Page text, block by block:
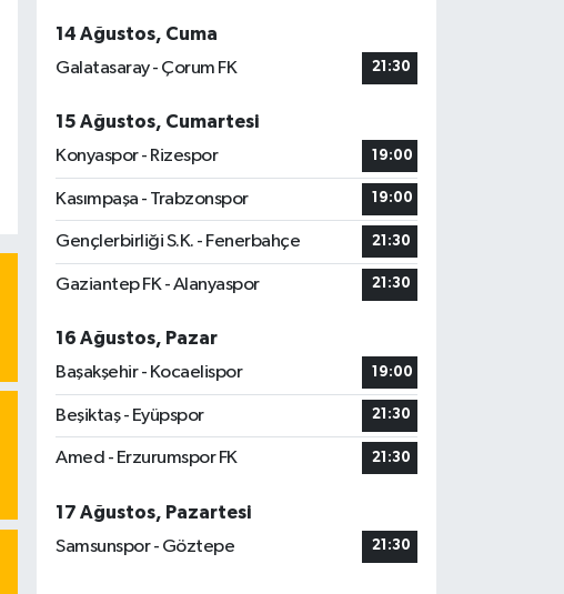
14 Ağustos, Cuma
Galatasaray - Çorum FK
21:30
15 Ağustos, Cumartesi
Konyaspor - Rizespor
19:00
Kasımpaşa - Trabzonspor 19:00
Gençlerbirliği S.K. - Fenerbahçe 21:30
Gaziantep FK - Alanyaspor 21:30
16 Ağustos, Pazar
Başakşehir - Kocaelispor
19:00
Beşiktaş - Eyüpspor 21:30
Amed - Erzurumspor FK 21:30
17 Ağustos, Pazartesi
Samsunspor - Göztepe
21:30